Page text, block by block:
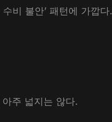
비 불안’ 패턴에 가깝다.
주 넓지는 않다.